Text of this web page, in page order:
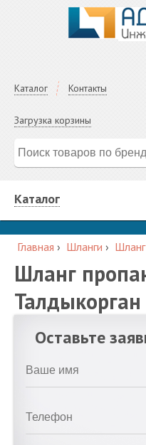
Каталог Контакты
Загрузка корзины
Каталог
Главная › Шланги ›
Шланг
Талдыкорган
Оставьте